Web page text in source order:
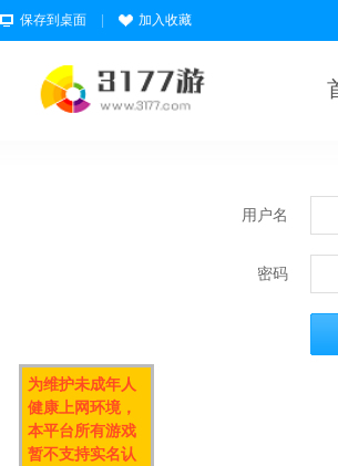
保存到桌面 加入收藏
用户名
密码
为维护未成年人
健康上网环境，
本平台所有游戏
暂不支持实名认